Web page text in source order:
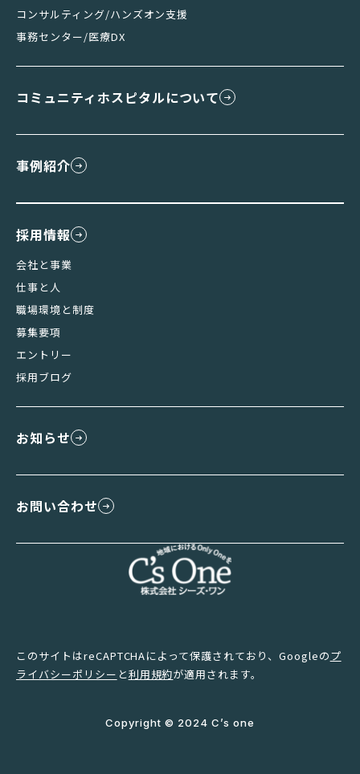
このサイトはreCAPTCHAによって保護されており、Googleのプ
ライバシーポリシー と利用規約が適用されます。
Copyright © 2024 C’s one
コンサルティング/ハンズオン支援
事務センター/医療DX
コミュニティホスピタルについて
事例紹介
採用情報
会社と事業
仕事と人
職場環境と制度
募集要項
エントリー
採用ブログ
お知らせ
お問い合わせ